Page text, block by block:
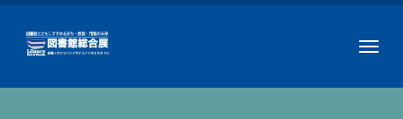
ー
用
メ